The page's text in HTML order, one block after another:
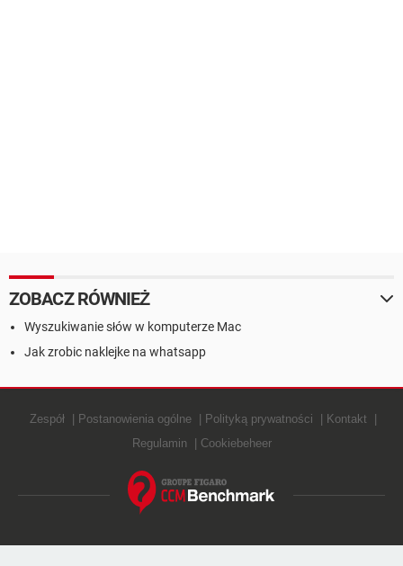
ZOBACZ RÓWNIEŻ
Wyszukiwanie słów w komputerze Mac
Jak zrobic naklejke na whatsapp
Zespół Postanowienia ogólne Polityką prywatności
Kontakt
Regulamin
Cookiebeheer